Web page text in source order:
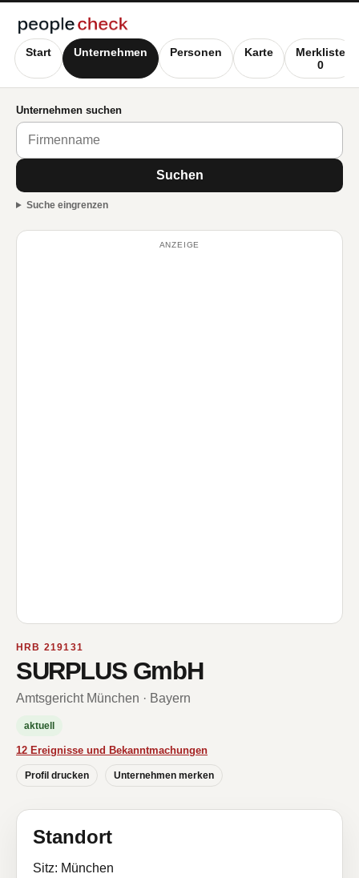
Start Unternehmen Personen Karte
Merkliste
0
Unternehmen suchen
Suchen
Suche eingrenzen
ANZEIGE
HRB 219131
SURPLUS GmbH
Amtsgericht München · Bayern
aktuell
12 Ereignisse und Bekanntmachungen
Profil drucken Unternehmen merken
Standort
Sitz: München